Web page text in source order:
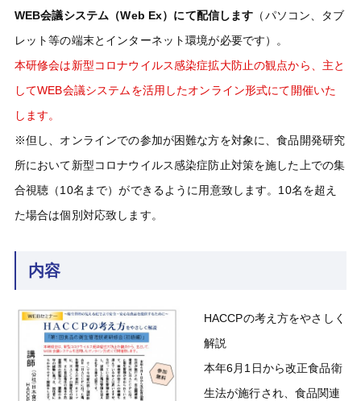
WEB会議システム（Web Ex）にて配信します （パソコン、タブ
レット等の端末とインターネット環境が必要です）。
本研修会は新型コロナウイルス感染症拡大防止の観点から、主と
してWEB会議システムを活用したオンライン形式にて開催いた
します。
※但し、オンラインでの参加が困難な方を対象に、食品開発研究
所において新型コロナウイルス感染症防止対策を施した上での集
合視聴（10名まで）ができるように用意致します。10名を超え
た場合は個別対応致します。
内容
HACCPの考え方をやさしく
解説
本年6月1日から改正食品衛
生法が施行され、食品関連